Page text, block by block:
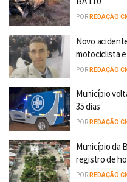
POR REDAÇÃO CN
Novo
motociclista
POR REDAÇÃO CN
Município
35 dias
POR REDAÇÃO CN
Município da
registro de
POR REDAÇÃO CN